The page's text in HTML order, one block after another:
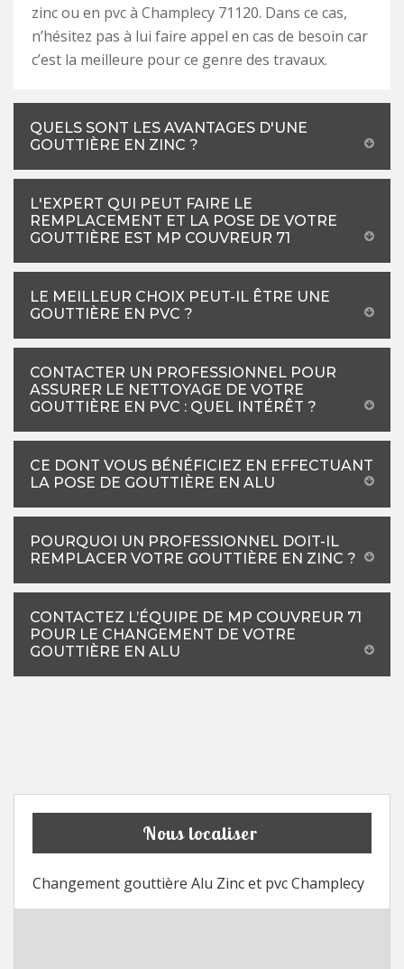
zinc ou en pvc à Champlecy 71120. Dans ce cas,
n’hésitez pas à lui faire appel en cas de besoin car
c’est la meilleure pour ce genre des travaux.
QUELS SONT LES AVANTAGES D'UNE
GOUTTIÈRE EN ZINC ?
L'EXPERT QUI PEUT FAIRE LE
REMPLACEMENT ET LA POSE DE VOTRE
GOUTTIÈRE EST MP COUVREUR 71
LE MEILLEUR CHOIX PEUT-IL ÊTRE UNE
GOUTTIÈRE EN PVC ?
CONTACTER UN PROFESSIONNEL POUR
ASSURER LE NETTOYAGE DE VOTRE
GOUTTIÈRE EN PVC : QUEL INTÉRÊT ?
CE DONT VOUS BÉNÉFICIEZ EN EFFECTUANT
LA POSE DE GOUTTIÈRE EN ALU
POURQUOI UN PROFESSIONNEL DOIT-IL
REMPLACER VOTRE GOUTTIÈRE EN ZINC ?
CONTACTEZ L’ÉQUIPE DE MP COUVREUR 71
POUR LE CHANGEMENT DE VOTRE
GOUTTIÈRE EN ALU
Nous localiser
Changement gouttière Alu Zinc et pvc Champlecy